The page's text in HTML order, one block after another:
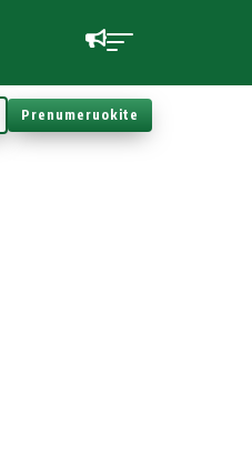
Prenumeruokite